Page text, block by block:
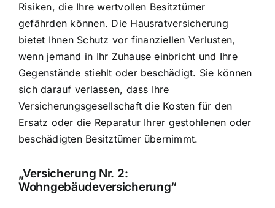
Risiken, die Ihre wertvollen Besitztümer
gefährden können. Die Hausratversicherung
bietet Ihnen Schutz vor finanziellen Verlusten,
wenn jemand in Ihr Zuhause einbricht und Ihre
Gegenstände stiehlt oder beschädigt. Sie können
sich darauf verlassen, dass Ihre
Versicherungsgesellschaft die Kosten für den
Ersatz oder die Reparatur Ihrer gestohlenen oder
beschädigten Besitztümer übernimmt.
„Versicherung Nr. 2:
Wohngebäudeversicherung“